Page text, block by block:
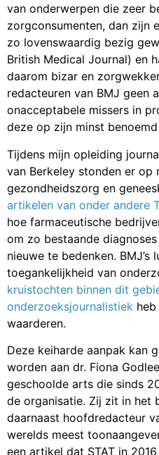
van onderwerpen die zeer
zorgconsumenten, dan zijn
zo lovenswaardig bezig
British Medical Journal) en
daarom bizar en
redacteuren van BMJ geen
onacceptabele missers in
deze op zijn minst
Tijdens mijn opleiding
van Berkeley stonden er op
gezondheidszorg en
artikelen van onder andere
hoe farmaceutische
om zo bestaande
nieuwe te bedenken.
toegankelijkheid van
kruistochten binnen dit
onderzoeksjournalistiek
waarderen.
Deze keiharde aanpak kan
worden aan dr. Fiona
geschoolde arts die sinds
de organisatie. Zij zit in het
daarnaast hoofdredacteur
werelds meest
een artikel dat STAT in